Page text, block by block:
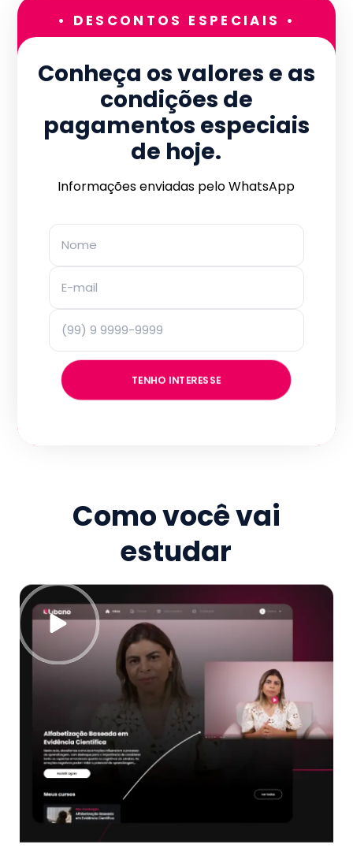
• DESCONTOS ESPECIAIS •
Conheça os valores e as
condições de
pagamentos especiais
de hoje.
Informações enviadas pelo WhatsApp
TENHO INTERESSE
Como você vai
estudar